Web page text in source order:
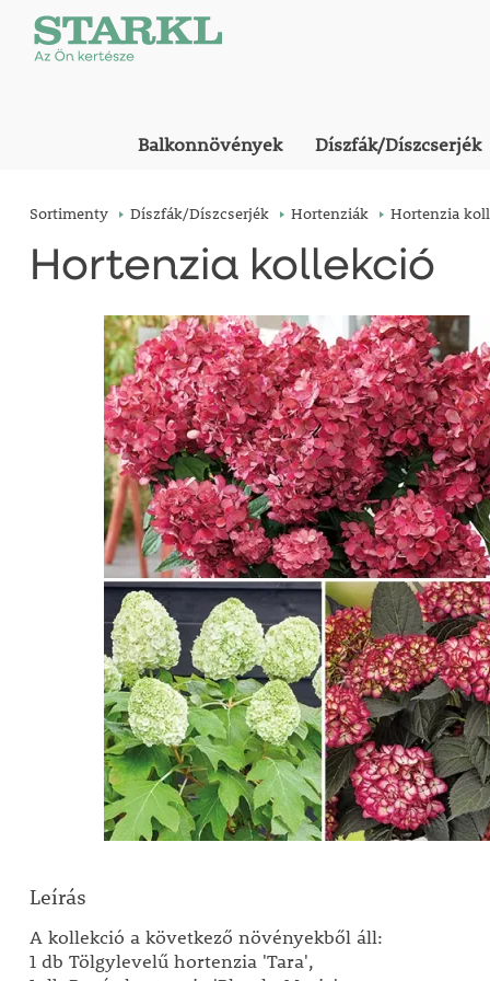
Balkonnövények Díszfák/Díszcserjék
Sortimenty Díszfák/Díszcserjék Hortenziák Hortenzia
Hortenzia kollekció
Leírás
A kollekció a következő növényekből áll:
1 db Tölgylevelű hortenzia 'Tara',